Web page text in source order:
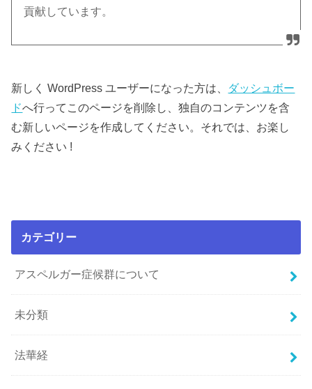
貢献しています。
新しく WordPress ユーザーになった方は、 ダッシュボー
ドへ行ってこのページを削除し、独自のコンテンツを含
む新しいページを作成してください。それでは、お楽し
みください !
カテゴリー
アスペルガー症候群について
未分類
法華経